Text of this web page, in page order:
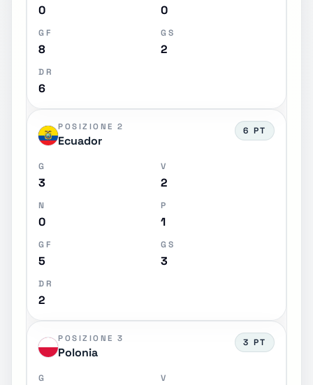
0 0
GF
8
GS
2
DR
6
POSIZIONE 2
Ecuador
6 PT
G
3
V
2
N
0
P
1
GF
5
GS
3
DR
2
POSIZIONE 3
Polonia
3 PT
G V